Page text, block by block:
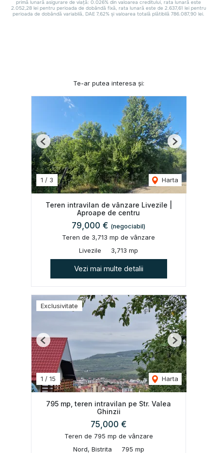
Te-ar putea interesa și:
1 / 3 Harta
Previous Next
Teren intravilan de vânzare Livezile |
Aproape de centru
79,000 € (negociabil)
Teren de 3,713 mp de vânzare
Livezile
3,713 mp
Vezi mai multe detalii
Exclusivitate
1 / 15 Harta
Previous Next
795 mp, teren intravilan pe Str. Valea
Ghinzii
75,000 €
Teren de 795 mp de vânzare
Nord, Bistrita
795 mp